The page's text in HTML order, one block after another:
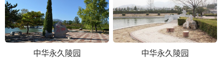
中华永久陵园 中华永久陵园